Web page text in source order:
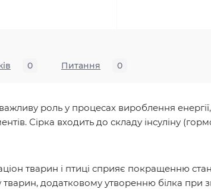
0 Питання 0
роль у процесах вироблення
Сірка входить до складу інсуліну
тварин і птиці сприяє покращенню
додатковому утворенню білка при